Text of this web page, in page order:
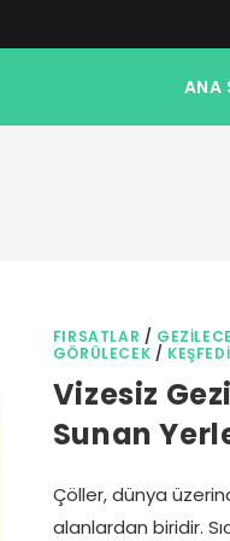
ANA
FIRSATLAR /
GÖRÜLECEK /
Vizesiz
Sunan
Çöller, dünya
alanlardan biridir.